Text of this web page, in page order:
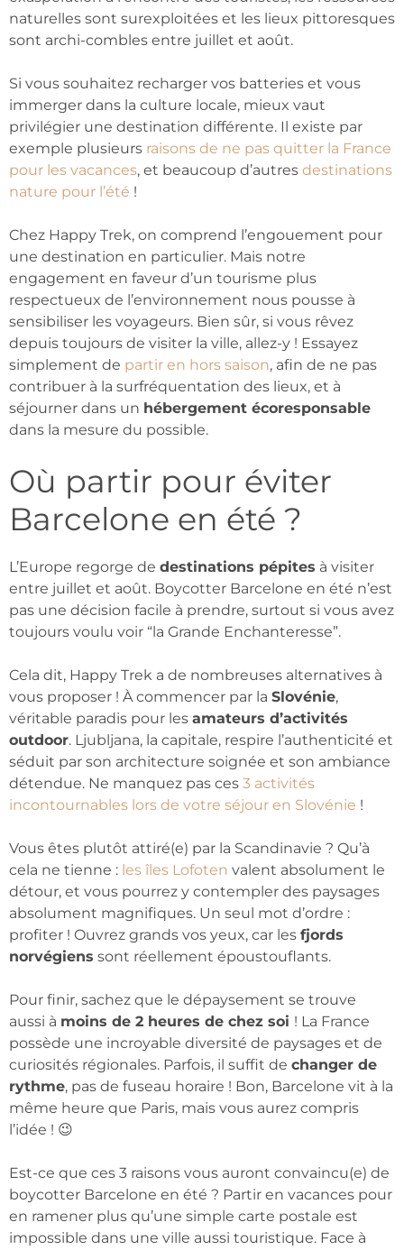
naturelles sont surexploitées et les lieux pittoresques
sont archi-combles entre juillet et août.
Si vous souhaitez recharger vos batteries et vous
immerger dans la culture locale, mieux vaut
privilégier une destination différente. Il existe par
exemple plusieurs raisons de ne pas quitter la France
pour les vacances, et beaucoup d’autres destinations
nature pour l’été !
Chez Happy Trek, on comprend l’engouement pour
une destination en particulier. Mais notre
engagement en faveur d’un tourisme plus
respectueux de l’environnement nous pousse à
sensibiliser les voyageurs. Bien sûr, si vous rêvez
depuis toujours de visiter la ville, allez-y ! Essayez
simplement de partir en hors saison, afin de ne pas
contribuer à la surfréquentation des lieux, et à
séjourner dans un hébergement écoresponsable
dans la mesure du possible.
Où partir pour éviter
Barcelone en été ?
L’Europe regorge de destinations pépites à visiter
entre juillet et août. Boycotter Barcelone en été n’est
pas une décision facile à prendre, surtout si vous avez
toujours voulu voir “la Grande Enchanteresse”.
Cela dit, Happy Trek a de nombreuses alternatives à
vous proposer ! À commencer par la Slovénie,
véritable paradis pour les amateurs d’activités
outdoor. Ljubljana, la capitale, respire l’authenticité et
séduit par son architecture soignée et son ambiance
détendue. Ne manquez pas ces 3 activités
incontournables lors de votre séjour en Slovénie !
Vous êtes plutôt attiré(e) par la Scandinavie ? Qu’à
cela ne tienne : les îles Lofoten valent absolument le
détour, et vous pourrez y contempler des paysages
absolument magnifiques. Un seul mot d’ordre :
profiter ! Ouvrez grands vos yeux, car les fjords
norvégiens sont réellement époustouflants.
Pour finir, sachez que le dépaysement se trouve
aussi à moins de 2 heures de chez soi ! La France
possède une incroyable diversité de paysages et de
curiosités régionales. Parfois, il suffit de changer de
rythme, pas de fuseau horaire ! Bon, Barcelone vit à la
même heure que Paris, mais vous aurez compris
l’idée ! 😉
Est-ce que ces 3 raisons vous auront convaincu(e) de
boycotter Barcelone en été ? Partir en vacances pour
en ramener plus qu’une simple carte postale est
impossible dans une ville aussi touristique. Face à